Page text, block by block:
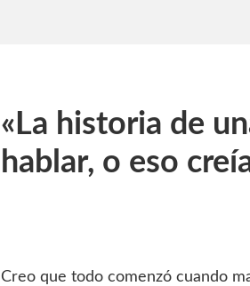
«La historia de
hablar, o eso
Creo que todo comenzó cuando